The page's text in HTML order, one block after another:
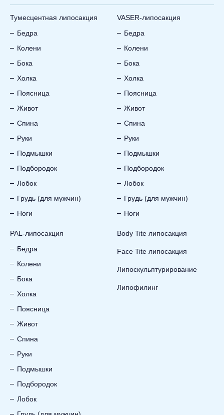
Тумесцентная липосакция
Бедра
Колени
Бока
Холка
Поясница
Живот
Спина
Руки
Подмышки
Подбородок
Лобок
Грудь (для мужчин)
Ноги
PAL-липосакция
Бедра
Колени
Бока
Холка
Поясница
Живот
Спина
Руки
Подмышки
Подбородок
Лобок
VASER-липосакция
Бедра
Колени
Бока
Холка
Поясница
Живот
Спина
Руки
Подмышки
Подбородок
Лобок
Грудь (для мужчин)
Ноги
Body Tite липосакция
Face Tite липосакция
Липоскульптурирование
Липофилинг